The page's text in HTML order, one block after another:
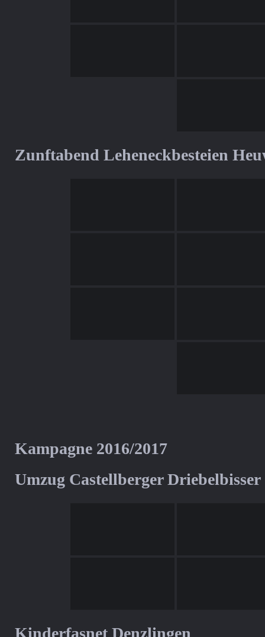
Zunftabend Leheneckbesteien
Kampagne 2016/2017
Umzug Castellberger
Kinderfasnet Denzlingen